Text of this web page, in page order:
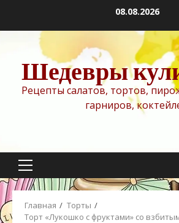
содержимому
08.08.2026
Шедевры
Рецепты салатов, тортов,
гарниров,
Основное
меню
Главная
Торты
Торт «Лукошко с фруктами» со